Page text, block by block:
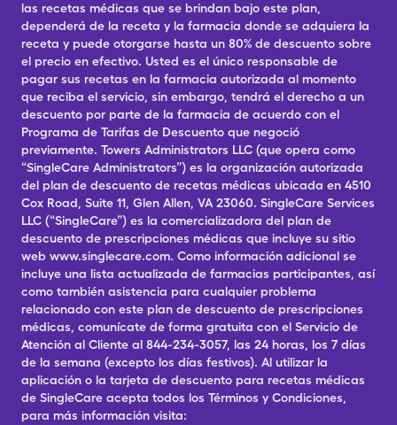
las recetas médicas que se brindan bajo este plan,
dependerá de la receta y la farmacia donde se adquiera la
receta y puede otorgarse hasta un 80% de descuento sobre
el precio en efectivo. Usted es el único responsable de
pagar sus recetas en la farmacia autorizada al momento
que reciba el servicio, sin embargo, tendrá el derecho a un
descuento por parte de la farmacia de acuerdo con el
Programa de Tarifas de Descuento que negoció
previamente. Towers Administrators LLC (que opera como
“SingleCare Administrators”) es la organización autorizada
del plan de descuento de recetas médicas ubicada en 4510
Cox Road, Suite 11, Glen Allen, VA 23060. SingleCare Services
LLC (“SingleCare”) es la comercializadora del plan de
descuento de prescripciones médicas que incluye su sitio
web www.singlecare.com. Como información adicional se
incluye una lista actualizada de farmacias participantes, así
como también asistencia para cualquier problema
relacionado con este plan de descuento de prescripciones
médicas, comunícate de forma gratuita con el Servicio de
Atención al Cliente al 844-234-3057, las 24 horas, los 7 días
de la semana (excepto los días festivos). Al utilizar la
aplicación o la tarjeta de descuento para recetas médicas
de SingleCare acepta todos los Términos y Condiciones,
para más información visita: